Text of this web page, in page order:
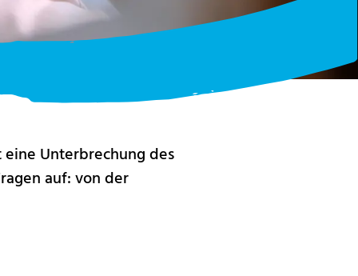
Unterbrechung des
auf: von der